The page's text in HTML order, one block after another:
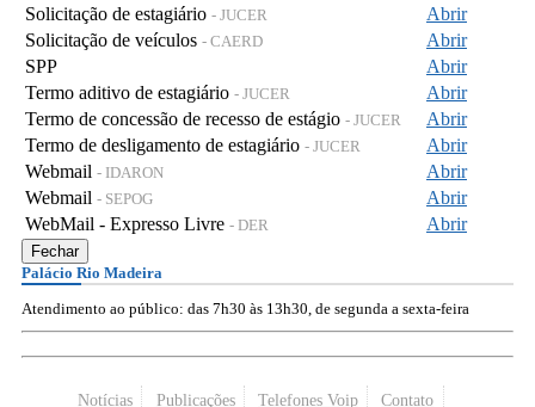
Solicitação de estagiário - JUCER
Abrir
Solicitação de veículos - CAERD
Abrir
SPP
Abrir
Termo aditivo de estagiário - JUCER
Abrir
Termo de concessão de recesso de estágio - JUCER
Abrir
Termo de desligamento de estagiário - JUCER
Abrir
Webmail - IDARON
Abrir
Webmail - SEPOG
Abrir
WebMail - Expresso Livre - DER Abrir
Fechar
Palácio Rio Madeira
Atendimento ao público: das 7h30 às 13h30, de segunda a sexta-feira
Notícias Publicações Telefones Voip
Contato